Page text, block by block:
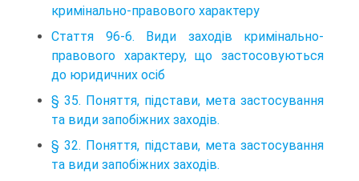
кримінально-правового характеру
Стаття 96-6. Види заходів кримінально-
правового характеру, що застосовуються
до юридичних осіб
§ 35. Поняття, підстави, мета застосування
та види запобіжних заходів.
§ 32. Поняття, підстави, мета застосування
та види запобіжних заходів.